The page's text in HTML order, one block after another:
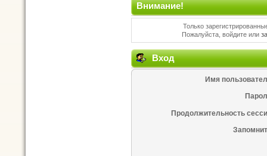
Внимание!
Только
Пожалуйста, войдите или
Вход
Имя
Продолжительность